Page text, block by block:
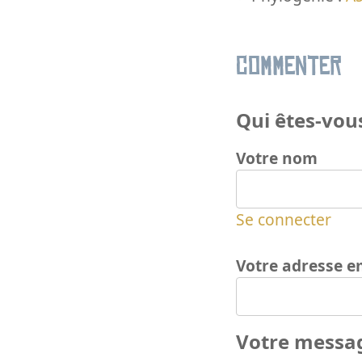
Commenter
Qui êtes-
Votre nom
Se connecter
Votre adresse
Votre